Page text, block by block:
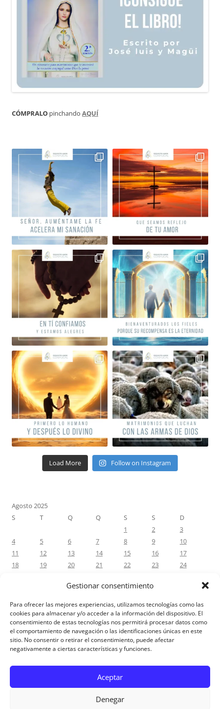
Gestionar consentimiento
Para ofrecer las mejores experiencias, utilizamos tecnologías como las
cookies para almacenar y/o acceder a la información del dispositivo. El
consentimiento de estas tecnologías nos permitirá procesar datos como
el comportamiento de navegación o las identificaciones únicas en este
sitio. No consentir o retirar el consentimiento, puede afectar
negativamente a ciertas características y funciones.
Aceptar
Denegar
CÓMPRALO pinchando AQUÍ
Load More Follow on Instagram
Agosto 2025
S
T Q Q S S
D
1
2
3
4
5 6 7 8 9
10
11
12 13 14 15 16
17
18
19 20 21 22 23
24
COMENTÁRIOS RECENTES